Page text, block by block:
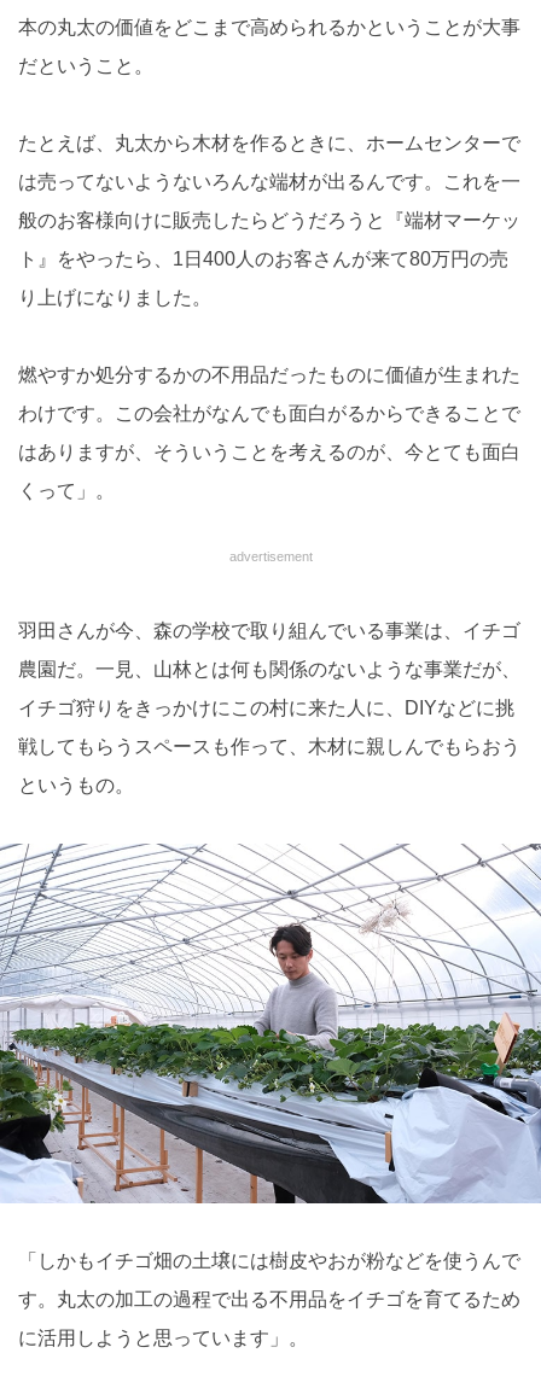
本の丸太の価値をどこまで高められるかということが大事
だということ。
たとえば、丸太から木材を作るときに、ホームセンターで
は売ってないようないろんな端材が出るんです。これを一
般のお客様向けに販売したらどうだろうと『端材マーケッ
ト』をやったら、1日400人のお客さんが来て80万円の売
り上げになりました。
燃やすか処分するかの不用品だったものに価値が生まれた
わけです。この会社がなんでも面白がるからできることで
はありますが、そういうことを考えるのが、今とても面白
くって」。
advertisement
羽田さんが今、森の学校で取り組んでいる事業は、イチゴ
農園だ。一見、山林とは何も関係のないような事業だが、
イチゴ狩りをきっかけにこの村に来た人に、DIYなどに挑
戦してもらうスペースも作って、木材に親しんでもらおう
というもの。
「しかもイチゴ畑の土壌には樹皮やおが粉などを使うんで
す。丸太の加工の過程で出る不用品をイチゴを育てるため
に活用しようと思っています」。